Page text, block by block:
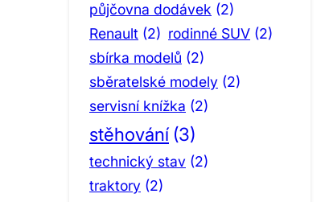
půjčovna dodávek (2)
Renault (2) rodinné SUV (2)
sbírka modelů (2)
sběratelské modely (2)
servisní knížka (2)
stěhování (3)
technický stav (2)
traktory (2)